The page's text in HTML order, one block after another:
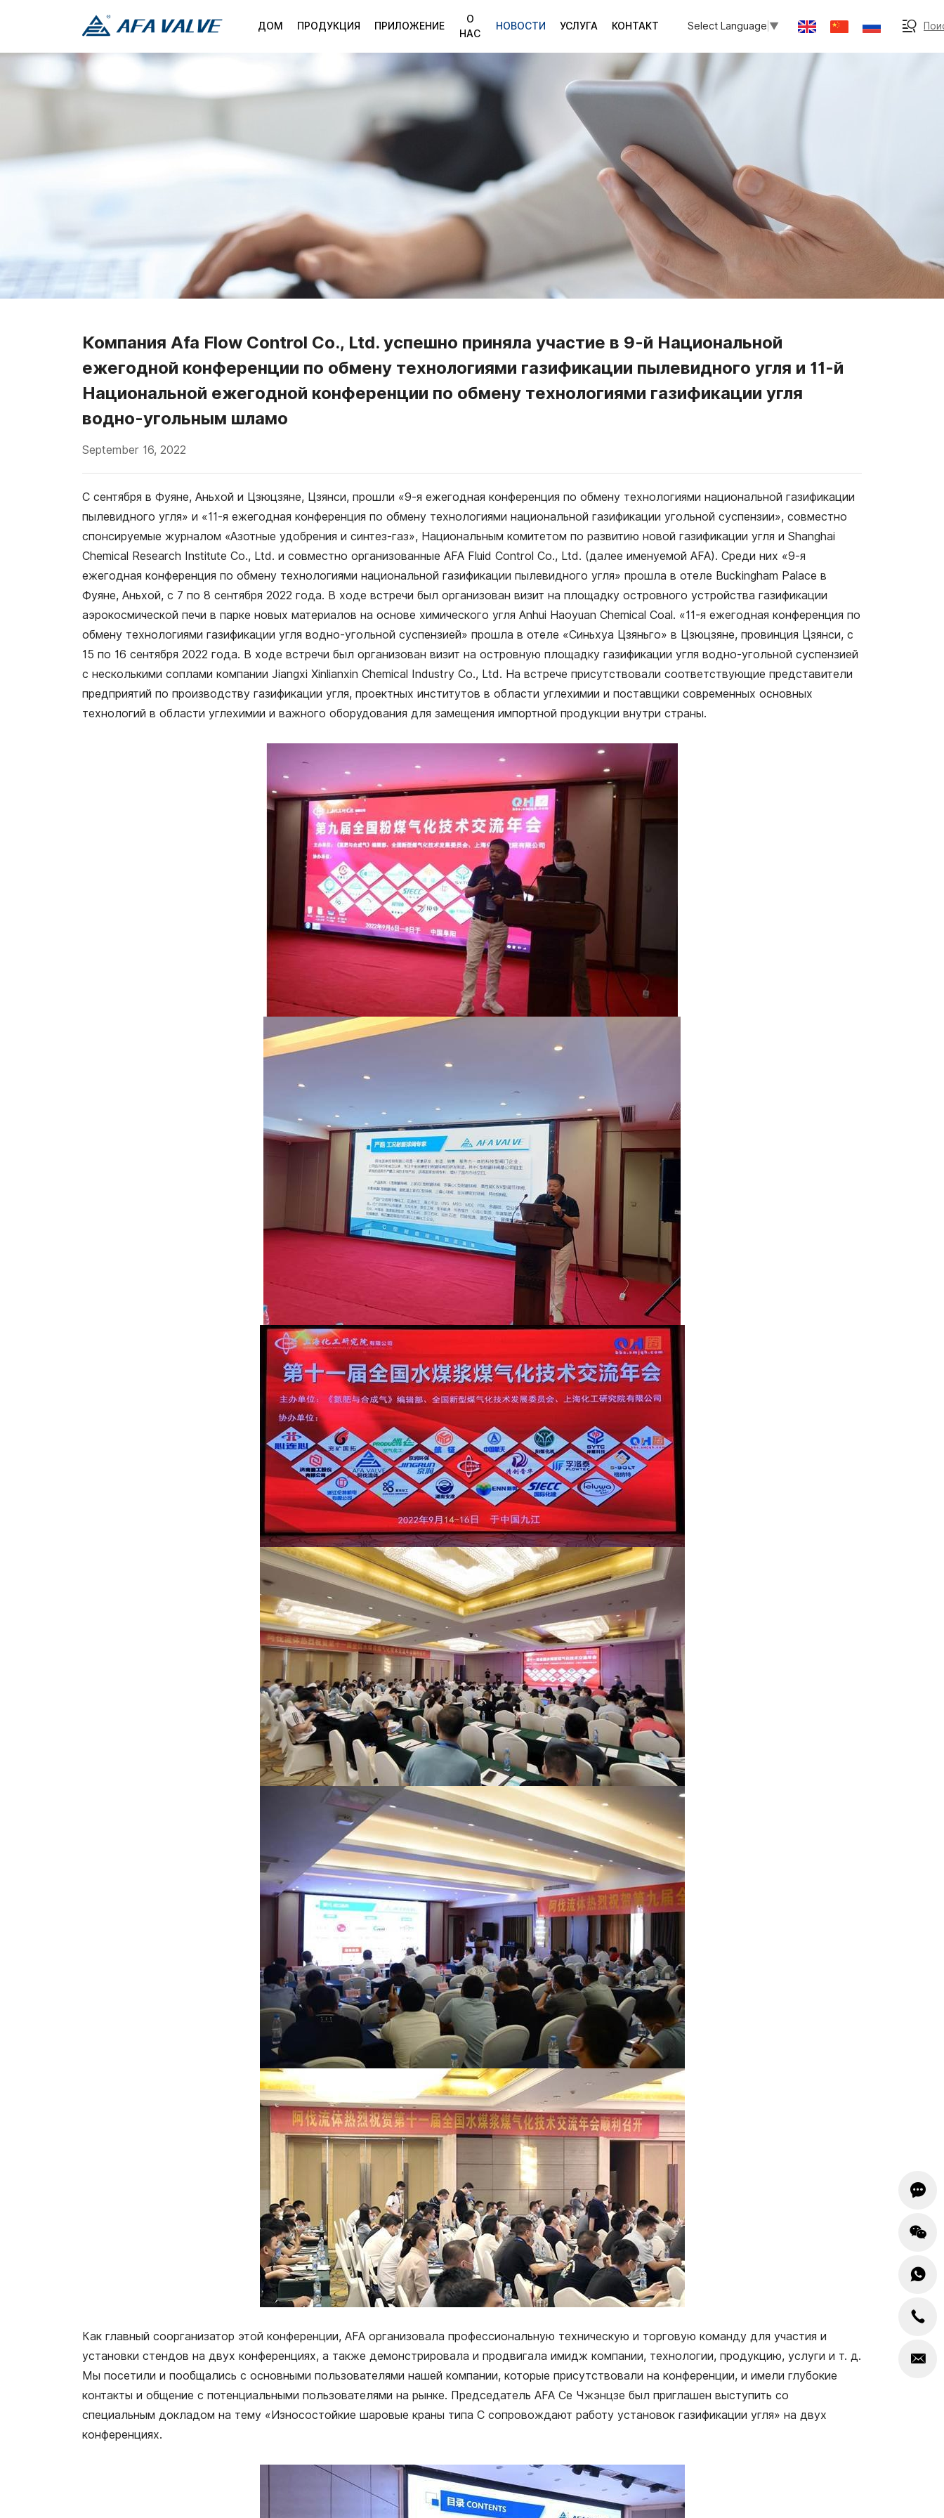
ДОМ ПРОДУКЦИЯ ПРИЛОЖЕНИЕ
О
НАС
НОВОСТИ УСЛУГА КОНТАКТ Select Language ▼
Компания Afa Flow Control Co., Ltd. успешно приняла участие в 9-й Национальной
ежегодной конференции по обмену технологиями газификации пылевидного угля и 11-й
Национальной ежегодной конференции по обмену технологиями газификации угля
водно-угольным шламо
September 16, 2022
С сентября в Фуяне, Аньхой и Цзюцзяне, Цзянси, прошли «9-я ежегодная конференция по обмену технологиями национальной газификации
пылевидного угля» и «11-я ежегодная конференция по обмену технологиями национальной газификации угольной суспензии», совместно
спонсируемые журналом «Азотные удобрения и синтез-газ», Национальным комитетом по развитию новой газификации угля и Shanghai
Chemical Research Institute Co., Ltd. и совместно организованные AFA Fluid Control Co., Ltd. (далее именуемой AFA). Среди них «9-я
ежегодная конференция по обмену технологиями национальной газификации пылевидного угля» прошла в отеле Buckingham Palace в
Фуяне, Аньхой, с 7 по 8 сентября 2022 года. В ходе встречи был организован визит на площадку островного устройства газификации
аэрокосмической печи в парке новых материалов на основе химического угля Anhui Haoyuan Chemical Coal. «11-я ежегодная конференция по
обмену технологиями газификации угля водно-угольной суспензией» прошла в отеле «Синьхуа Цзяньго» в Цзюцзяне, провинция Цзянси, с
15 по 16 сентября 2022 года. В ходе встречи был организован визит на островную площадку газификации угля водно-угольной суспензией
с несколькими соплами компании Jiangxi Xinlianxin Chemical Industry Co., Ltd. На встрече присутствовали соответствующие представители
предприятий по производству газификации угля, проектных институтов в области углехимии и поставщики современных основных
технологий в области углехимии и важного оборудования для замещения импортной продукции внутри страны.
Как главный соорганизатор этой конференции, AFA организовала профессиональную техническую и торговую команду для участия и
установки стендов на двух конференциях, а также демонстрировала и продвигала имидж компании, технологии, продукцию, услуги и т. д.
Мы посетили и пообщались с основными пользователями нашей компании, которые присутствовали на конференции, и имели глубокие
контакты и общение с потенциальными пользователями на рынке. Председатель AFA Се Чжэнцзе был приглашен выступить со
специальным докладом на тему «Износостойкие шаровые краны типа С сопровождают работу установок газификации угля» на двух
конференциях.